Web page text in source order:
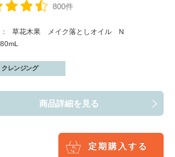
800件
: 草花木果 メイク落としオイル N
クレンジング
商品詳細を見る
定期購入する